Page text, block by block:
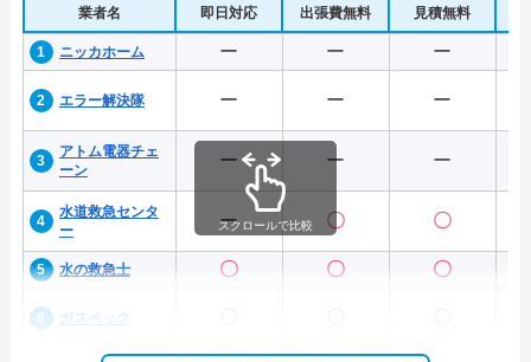
業者名 即日対応 出張費無料 見積無料
ニッカホーム ー ー ー
エラー解決隊 ー ー ー
アトム電器チェ
ーン
ー ー ー
水道救急センタ
ー
ー 〇 〇
水の救急士 〇 〇 〇
ガスペック
スクロールで比較